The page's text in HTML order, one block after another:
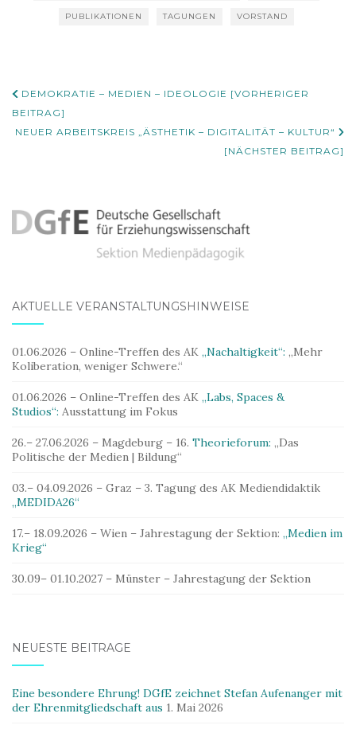
PUBLIKATIONEN TAGUNGEN VORSTAND
Beitrags-
Navigation
DEMOKRATIE – MEDIEN – IDEOLOGIE [VORHERIGER
BEITRAG]
NEUER ARBEITSKREIS „ÄSTHETIK – DIGITALITÄT – KULTUR“
[NÄCHSTER BEITRAG]
AKTUELLE VERANSTALTUNGSHINWEISE
01.06.2026 – Online-Treffen des AK „Nachaltigkeit“: „Mehr
Koliberation, weniger Schwere.“
01.06.2026 – Online-Treffen des AK „Labs, Spaces &
Studios“: Ausstattung im Fokus
26.– 27.06.2026 – Magdeburg – 16. Theorieforum: „Das
Politische der Medien | Bildung“
03.– 04.09.2026 – Graz – 3. Tagung des AK Mediendidaktik
„MEDIDA26“
17.– 18.09.2026 – Wien – Jahrestagung der Sektion: „Medien im
Krieg“
30.09– 01.10.2027 – Münster – Jahrestagung der Sektion
NEUESTE BEITRÄGE
Eine besondere Ehrung! DGfE zeichnet Stefan Aufenanger mit
der Ehrenmitgliedschaft aus 1. Mai 2026